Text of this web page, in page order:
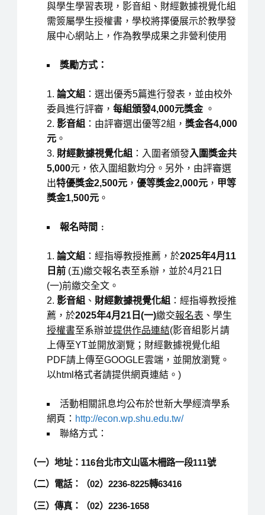
與學生學習表現，影音組、財經數據視覺化組
需簽屬學生授權書，學校將擇優展示於教學發
展中心網站上，作為教學成果之非營利使用
獎勵方式：
論文組 ：選出優秀5篇進行發表，並由校外
委員進行評審， 每組頒發4,000元獎金。
影音組 ：由評審選出優等2組， 獎金各4,000
元。
財經數據視覺化組 ：入圍者頒發入圍獎金共
5,000元，依入圍組數均分。另外，由評審選
出特優獎金2,500元， 優等獎金2,000元， 甲等
獎金1,500元。
報名時間﹕
論文組 ：經指導教授推薦，於2025年4月11
日前(五)繳交報名表至系辦，並於4月21日
(一)前繳交全文。
影音組 、 財經數據視覺化組 ：經指導教授推
薦，於2025年4月21日(一)繳交報名表 、學生
授權書至系辦並提供作品連結(影音組影片請
上傳至YT並開放瀏覽；財經數據視覺化組
PDF請上傳至GOOGLE雲端，並開放瀏覽。
以html格式者請提供網頁連結。)
活動相關訊息均公布於世新大學經濟學系
網頁： http://econ.wp.shu.edu.tw/
聯絡方式：
（一）地址：116台北市文山區木柵路一段111號
（二）電話：（02）2236-8225轉63416
（三）傳真：（02）2236-1658